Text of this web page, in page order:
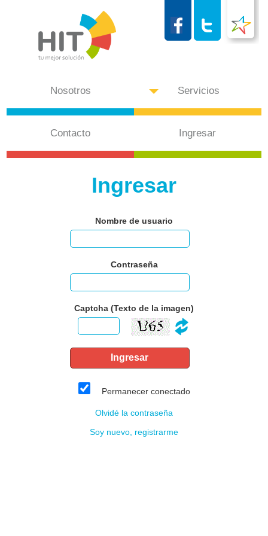
Nosotros Servicios
Contacto Ingresar
Ingresar
Nombre de usuario
Contraseña
Captcha (Texto de la imagen)
Permanecer conectado
Olvidé la contraseña
Soy nuevo, registrarme